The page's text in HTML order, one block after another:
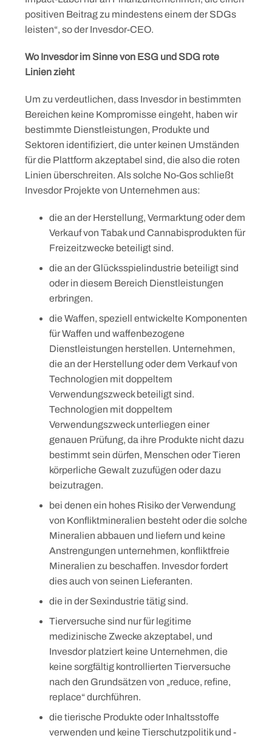
positiven Beitrag zu mindestens einem der SDGs
leisten“, so der Invesdor-CEO.
Wo Invesdor im Sinne von ESG und SDG rote
Linien zieht
Um zu verdeutlichen, dass Invesdor in bestimmten
Bereichen keine Kompromisse eingeht, haben wir
bestimmte Dienstleistungen, Produkte und
Sektoren identifiziert, die unter keinen Umständen
für die Plattform akzeptabel sind, die also die roten
Linien überschreiten. Als solche No-Gos schließt
Invesdor Projekte von Unternehmen aus:
die an der Herstellung, Vermarktung oder dem
Verkauf von Tabak und Cannabisprodukten für
Freizeitzwecke beteiligt sind.
die an der Glücksspielindustrie beteiligt sind
oder in diesem Bereich Dienstleistungen
erbringen.
die Waffen, speziell entwickelte Komponenten
für Waffen und waffenbezogene
Dienstleistungen herstellen. Unternehmen,
die an der Herstellung oder dem Verkauf von
Technologien mit doppeltem
Verwendungszweck beteiligt sind.
Technologien mit doppeltem
Verwendungszweck unterliegen einer
genauen Prüfung, da ihre Produkte nicht dazu
bestimmt sein dürfen, Menschen oder Tieren
körperliche Gewalt zuzufügen oder dazu
beizutragen.
bei denen ein hohes Risiko der Verwendung
von Konfliktmineralien besteht oder die solche
Mineralien abbauen und liefern und keine
Anstrengungen unternehmen, konfliktfreie
Mineralien zu beschaffen. Invesdor fordert
dies auch von seinen Lieferanten.
die in der Sexindustrie tätig sind.
Tierversuche sind nur für legitime
medizinische Zwecke akzeptabel, und
Invesdor platziert keine Unternehmen, die
keine sorgfältig kontrollierten Tierversuche
nach den Grundsätzen von „reduce, refine,
replace“ durchführen.
die tierische Produkte oder Inhaltsstoffe
verwenden und keine Tierschutzpolitik und -